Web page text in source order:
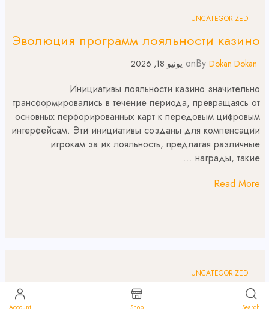
UNCATEGORIZED
Эволюция программ лояльности казино
By Dokan Dokan
on يونيو 18, 2026
Инициативы лояльности казино значительно
трансформировались в течение периода, превращаясь от
основных перфорированных карт к передовым цифровым
интерфейсам. Эти инициативы созданы для компенсации
игрокам за их лояльность, предлагая различные
награды, такие …
Read More
UNCATEGORIZED
Встание живых дилерских игр в онлайн
Search
Shop
Account